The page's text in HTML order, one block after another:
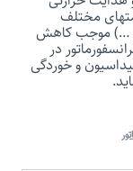
مختلف
و …) موجب کاهش
در
و خوردگی